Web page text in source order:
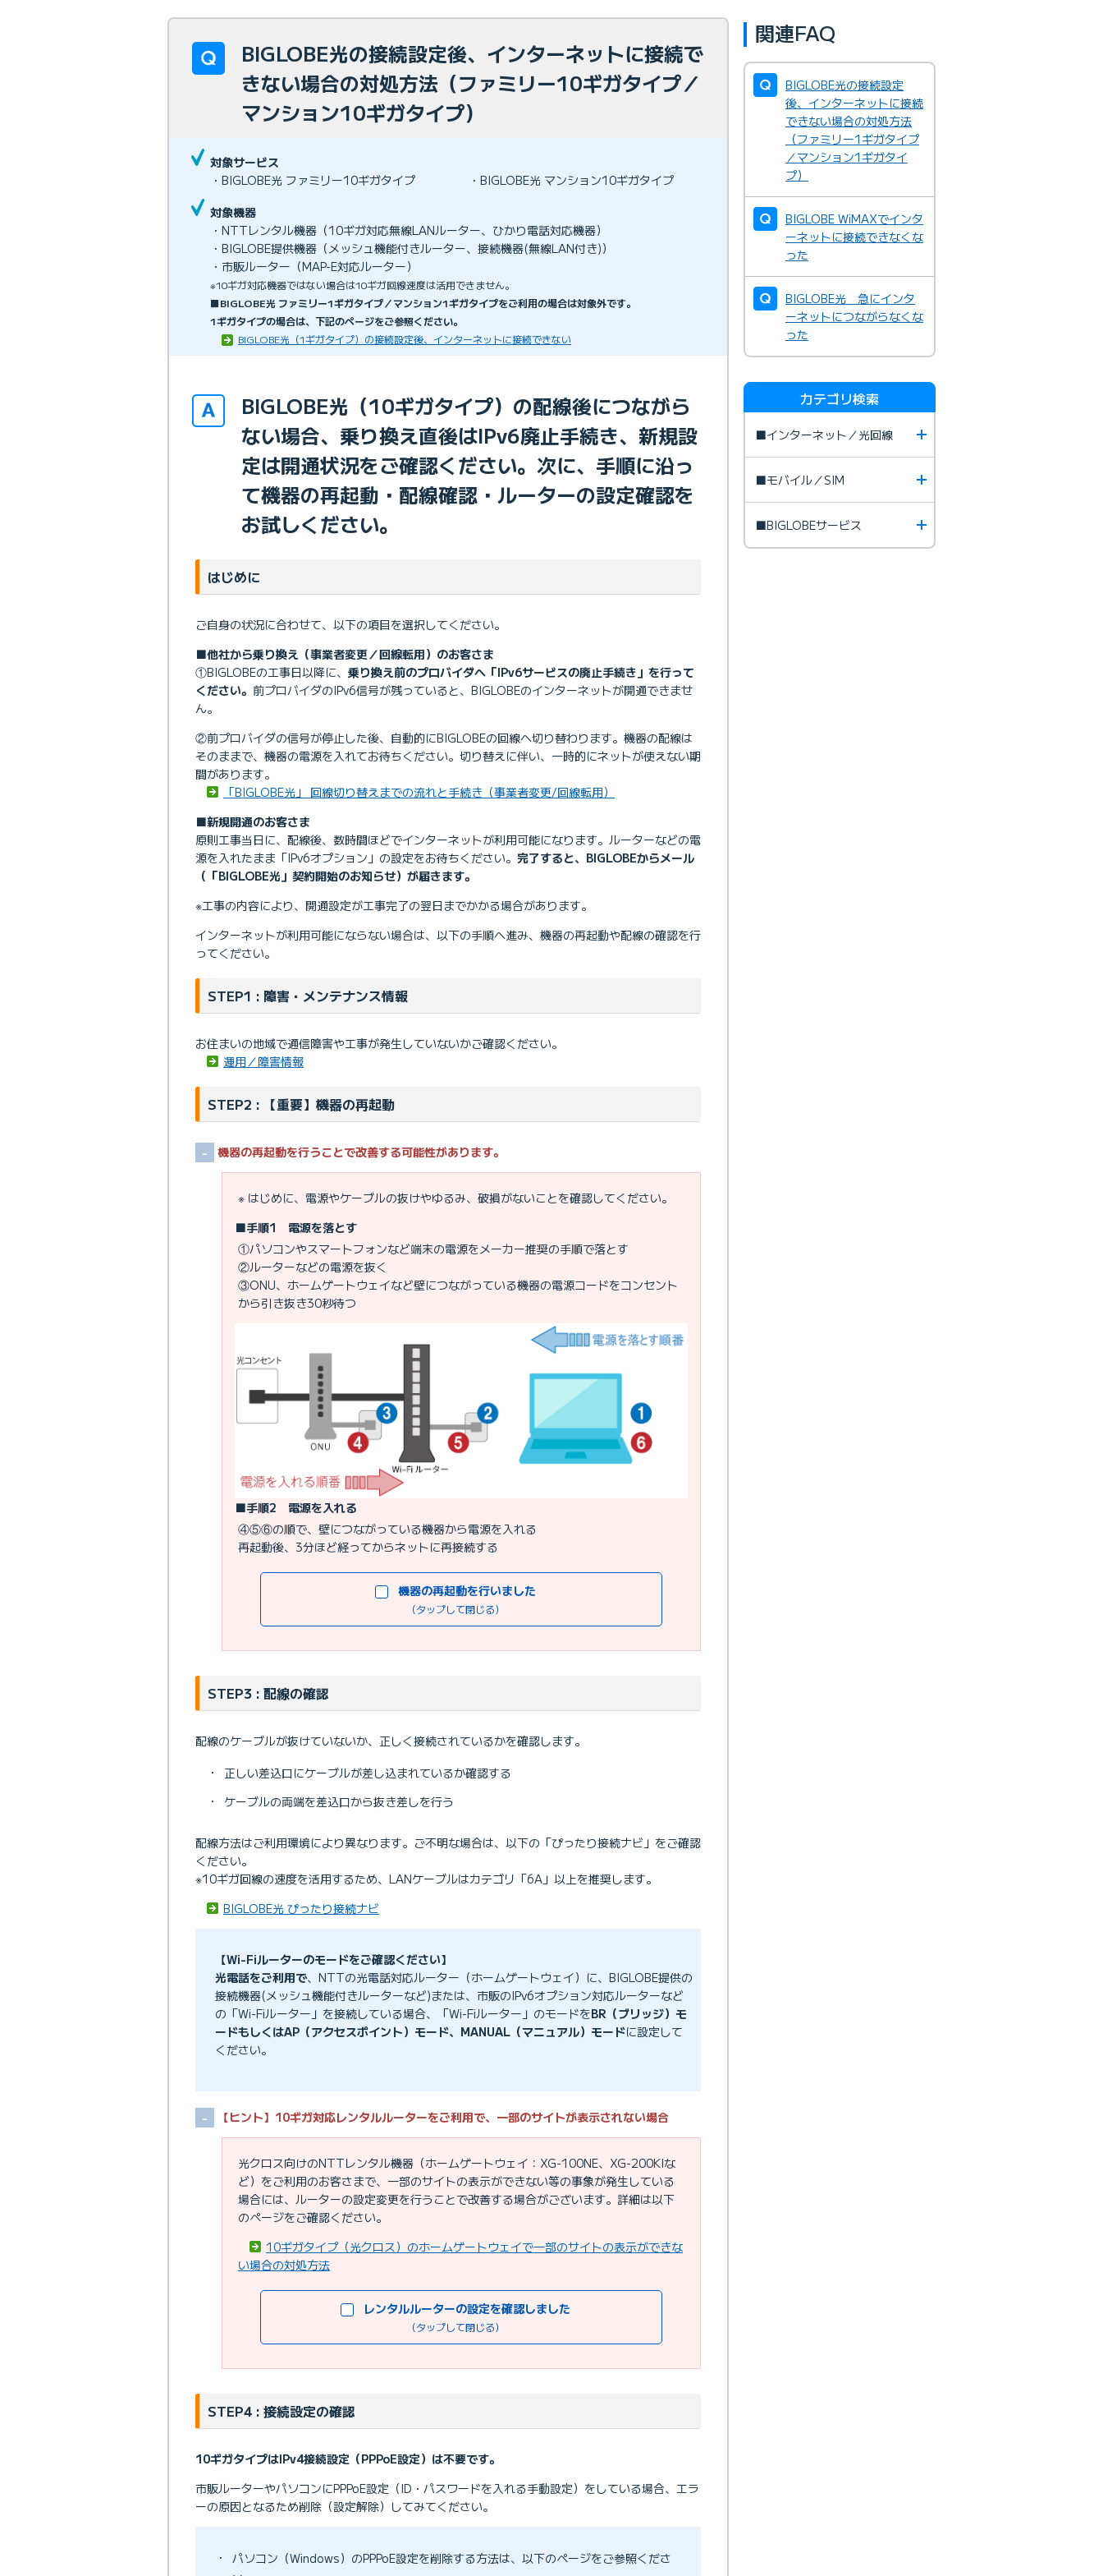
BIGLOBE光の接続設定後、インターネットに接続で
きない場合の対処方法（ファミリー10ギガタイプ／
マンション10ギガタイプ）
対象サービス
・BIGLOBE光 ファミリー10ギガタイプ
・BIGLOBE光 マンション10ギガタイプ
対象機器
・NTTレンタル機器（10ギガ対応無線LANルーター、ひかり電話対応機器）
・BIGLOBE提供機器（メッシュ機能付きルーター、接続機器(無線LAN付き)）
・市販ルーター（MAP-E対応ルーター）
※10ギガ対応機器ではない場合は10ギガ回線速度は活用できません。
■BIGLOBE光 ファミリー1ギガタイプ／マンション1ギガタイプをご利用の場合は対象外です。
1ギガタイプの場合は、下記のページをご参照ください。
BIGLOBE光（1ギガタイプ）の接続設定後、インターネットに接続できない
BIGLOBE光（10ギガタイプ）の配線後につながら
ない場合、乗り換え直後はIPv6廃止手続き、新規設
定は開通状況をご確認ください。次に、手順に沿っ
て機器の再起動・配線確認・ルーターの設定確認を
お試しください。
はじめに
ご自身の状況に合わせて、以下の項目を選択してください。
■他社から乗り換え（事業者変更／回線転用）のお客さま
①BIGLOBEの工事日以降に、 乗り換え前のプロバイダへ「IPv6サービスの廃止手続き」を行って
ください。 前プロバイダのIPv6信号が残っていると、BIGLOBEのインターネットが開通できませ
ん。
②前プロバイダの信号が停止した後、自動的にBIGLOBEの回線へ切り替わります。機器の配線は
そのままで、機器の電源を入れてお待ちください。切り替えに伴い、一時的にネットが使えない期
間があります。
「BIGLOBE光」 回線切り替えまでの流れと手続き（事業者変更/回線転用）
■新規開通のお客さま
原則工事当日に、配線後、数時間ほどでインターネットが利用可能になります。ルーターなどの電
源を入れたまま「IPv6オプション」の設定をお待ちください。 完了すると、BIGLOBEからメール
（「BIGLOBE光」契約開始のお知らせ）が届きます。
※工事の内容により、開通設定が工事完了の翌日までかかる場合があります。
インターネットが利用可能にならない場合は、以下の手順へ進み、機器の再起動や配線の確認を行
ってください。
STEP1 : 障害・メンテナンス情報
お住まいの地域で通信障害や工事が発生していないかご確認ください。
運用／障害情報
STEP2 : 【重要】機器の再起動
機器の再起動を行うことで改善する可能性があります。
※ はじめに、電源やケーブルの抜けやゆるみ、破損がないことを確認してください。
■手順1 電源を落とす
①パソコンやスマートフォンなど端末の電源をメーカー推奨の手順で落とす
②ルーターなどの電源を抜く
③ONU、ホームゲートウェイなど壁につながっている機器の電源コードをコンセント
から引き抜き30秒待つ
■手順2 電源を入れる
④⑤⑥の順で、壁につながっている機器から電源を入れる
再起動後、3分ほど経ってからネットに再接続する
機器の再起動を行いました
（タップして閉じる）
STEP3 : 配線の確認
配線のケーブルが抜けていないか、正しく接続されているかを確認します。
・
正しい差込口にケーブルが差し込まれているか確認する
・
ケーブルの両端を差込口から抜き差しを行う
配線方法はご利用環境により異なります。ご不明な場合は、以下の「ぴったり接続ナビ」をご確認
ください。
※10ギガ回線の速度を活用するため、LANケーブルはカテゴリ「6A」以上を推奨します。
BIGLOBE光 ぴったり接続ナビ
【Wi-Fiルーターのモードをご確認ください】
光電話をご利用で、NTTの光電話対応ルーター（ホームゲートウェイ）に、BIGLOBE提供の
接続機器(メッシュ機能付きルーターなど)または、市販のIPv6オプション対応ルーターなど
の「Wi-Fiルーター」を接続している場合、「Wi-Fiルーター」のモードをBR（ブリッジ）モ
ードもしくはAP（アクセスポイント）モード、MANUAL（マニュアル）モードに設定して
ください。
【ヒント】10ギガ対応レンタルルーターをご利用で、一部のサイトが表示されない場合
光クロス向けのNTTレンタル機器（ホームゲートウェイ：XG-100NE、XG-200KIな
ど）をご利用のお客さまで、一部のサイトの表示ができない等の事象が発生している
場合には、ルーターの設定変更を行うことで改善する場合がございます。詳細は以下
のページをご確認ください。
10ギガタイプ（光クロス）のホームゲートウェイで一部のサイトの表示ができな
い場合の対処方法
レンタルルーターの設定を確認しました
（タップして閉じる）
STEP4 : 接続設定の確認
10ギガタイプはIPv4接続設定（PPPoE設定）は不要です。
市販ルーターやパソコンにPPPoE設定（ID・パスワードを入れる手動設定）をしている場合、エラ
ーの原因となるため削除（設定解除）してみてください。
・
パソコン（Windows）のPPPoE設定を削除する方法は、以下のページをご参照くださ
関連FAQ
BIGLOBE光の接続設定
後、インターネットに接続
できない場合の対処方法
（ファミリー1ギガタイプ
／マンション1ギガタイ
プ）
BIGLOBE WiMAXでインタ
ーネットに接続できなくな
った
BIGLOBE光 急にインタ
ーネットにつながらなくな
った
カテゴリ検索
■インターネット／光回線
■モバイル／SIM
■BIGLOBEサービス